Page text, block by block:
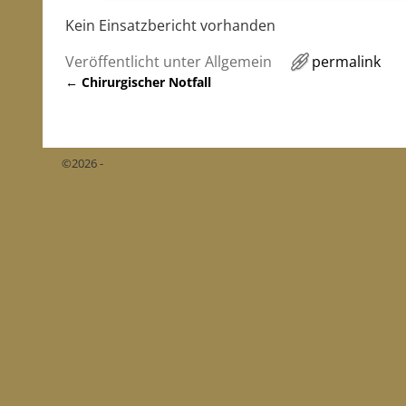
Kein Einsatzbericht vorhanden
Veröffentlicht unterAllgemein permalink
← Chirurgischer Notfall
©2026 -